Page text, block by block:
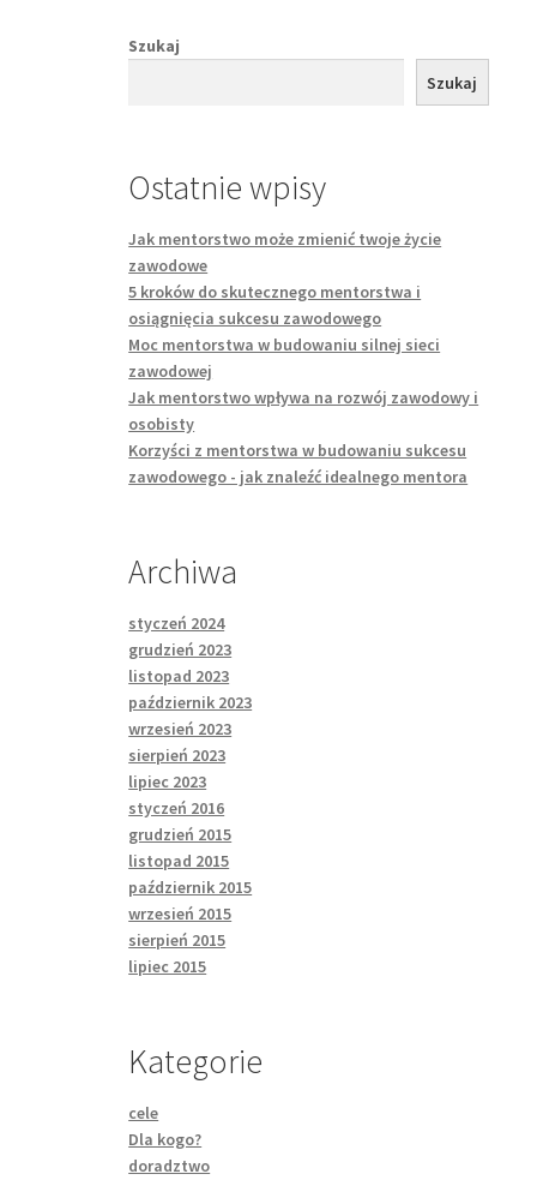
Szukaj
Szukaj
Ostatnie wpisy
Jak mentorstwo może zmienić twoje życie
zawodowe
5 kroków do skutecznego mentorstwa i
osiągnięcia sukcesu zawodowego
Moc mentorstwa w budowaniu silnej sieci
zawodowej
Jak mentorstwo wpływa na rozwój zawodowy i
osobisty
Korzyści z mentorstwa w budowaniu sukcesu
zawodowego - jak znaleźć idealnego mentora
Archiwa
styczeń 2024
grudzień 2023
listopad 2023
październik 2023
wrzesień 2023
sierpień 2023
lipiec 2023
styczeń 2016
grudzień 2015
listopad 2015
październik 2015
wrzesień 2015
sierpień 2015
lipiec 2015
Kategorie
cele
Dla kogo?
doradztwo